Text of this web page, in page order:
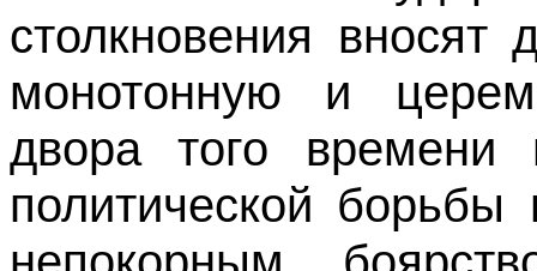
столкновения вносят
монотонную и
двора того времени
политической борьбы